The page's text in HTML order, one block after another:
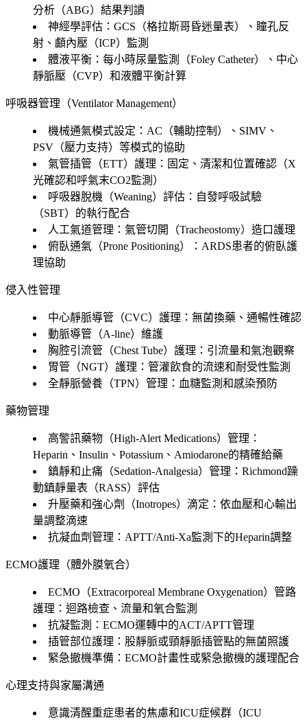
分析（ABG）結果判讀
神經學評估：GCS（格拉斯哥昏迷量表）、瞳孔反
射、顱內壓（ICP）監測
體液平衡：每小時尿量監測（Foley Catheter）、中心
靜脈壓（CVP）和液體平衡計算
呼吸器管理（Ventilator Management）
機械通氣模式設定：AC（輔助控制）、SIMV、
PSV（壓力支持）等模式的協助
氣管插管（ETT）護理：固定、清潔和位置確認（X
光確認和呼氣末CO2監測）
呼吸器脫機（Weaning）評估：自發呼吸試驗
（SBT）的執行配合
人工氣道管理：氣管切開（Tracheostomy）造口護理
俯臥通氣（Prone Positioning）：ARDS患者的俯臥護
理協助
侵入性管理
中心靜脈導管（CVC）護理：無菌換藥、通暢性確認
動脈導管（A-line）維護
胸腔引流管（Chest Tube）護理：引流量和氣泡觀察
胃管（NGT）護理：管灌飲食的流速和耐受性監測
全靜脈營養（TPN）管理：血糖監測和感染預防
藥物管理
高警訊藥物（High-Alert Medications）管理：
Heparin、Insulin、Potassium、Amiodarone的精確給藥
鎮靜和止痛（Sedation-Analgesia）管理：Richmond躁
動鎮靜量表（RASS）評估
升壓藥和強心劑（Inotropes）滴定：依血壓和心輸出
量調整滴速
抗凝血劑管理：APTT/Anti-Xa監測下的Heparin調整
ECMO護理（體外膜氧合）
ECMO（Extracorporeal Membrane Oxygenation）管路
護理：迴路檢查、流量和氧合監測
抗凝監測：ECMO運轉中的ACT/APTT管理
插管部位護理：股靜脈或頸靜脈插管點的無菌照護
緊急撤機準備：ECMO計畫性或緊急撤機的護理配合
心理支持與家屬溝通
意識清醒重症患者的焦慮和ICU症候群（ICU